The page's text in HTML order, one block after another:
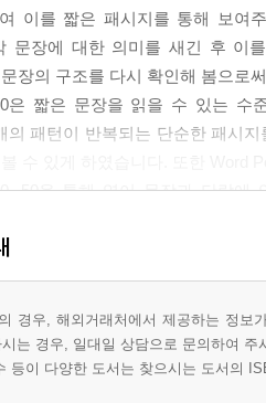
이를 짧은 패시지를 통해 보여
문장에 대한 의미를 새긴 후 이
장의 구조를 다시 확인해 봄으로
은 짧은 문장을 읽을 수 있는 수
의 패턴이 반복되는 단순한 패시
50을 통해 영어 문장과 단락에
자 스스로 이야기를 읽고 정리할
유익한 정보를 함께 습득할 수 있
라 갈 수 있도록 구성된 리딩 첫
을 함께 공부한다면 리딩 실력을
경우, 해외거래처에서 제공하는 정
는 경우, 일대일 상담으로 문의하여 주
등이 다양한 도서는 찾으시는 도서의